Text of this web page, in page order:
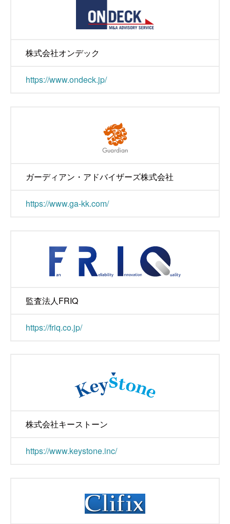
株式会社オンデック
https://www.ondeck.jp/
ガーディアン・アドバイザーズ株式会社
https://www.ga-kk.com/
監査法人FRIQ
https://friq.co.jp/
株式会社キーストーン
https://www.keystone.inc/